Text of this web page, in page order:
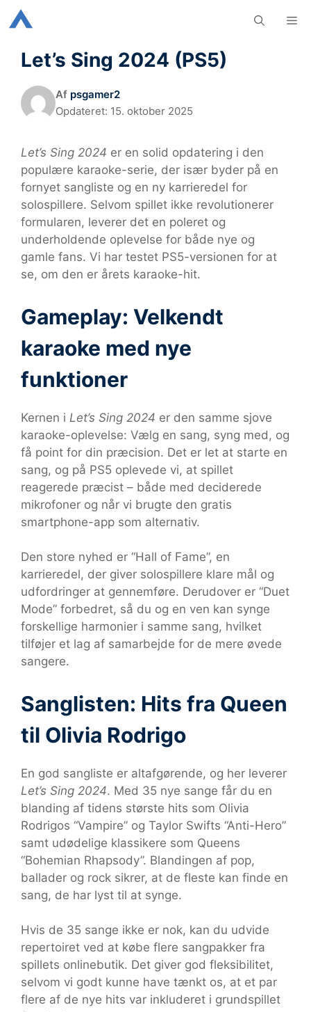
Hop
Let’s Sing 2024 (PS5)
Af psgamer2
Opdateret: 15. oktober 2025
Let’s Sing 2024 er en solid opdatering i den
populære karaoke-serie, der især byder på en
fornyet sangliste og en ny karrieredel for
solospillere. Selvom spillet ikke revolutionerer
formularen, leverer det en poleret og
underholdende oplevelse for både nye og
gamle fans. Vi har testet PS5-versionen for at
se, om den er årets karaoke-hit.
Gameplay: Velkendt
karaoke med nye
funktioner
Kernen i Let’s Sing 2024 er den samme sjove
karaoke-oplevelse: Vælg en sang, syng med, og
få point for din præcision. Det er let at starte en
sang, og på PS5 oplevede vi, at spillet
reagerede præcist – både med deciderede
mikrofoner og når vi brugte den gratis
smartphone-app som alternativ.
Den store nyhed er “Hall of Fame”, en
karrieredel, der giver solospillere klare mål og
udfordringer at gennemføre. Derudover er “Duet
Mode” forbedret, så du og en ven kan synge
forskellige harmonier i samme sang, hvilket
tilføjer et lag af samarbejde for de mere øvede
sangere.
Sanglisten: Hits fra Queen
til Olivia Rodrigo
En god sangliste er altafgørende, og her leverer
Let’s Sing 2024. Med 35 nye sange får du en
blanding af tidens største hits som Olivia
Rodrigos “Vampire” og Taylor Swifts “Anti-Hero”
samt udødelige klassikere som Queens
“Bohemian Rhapsody”. Blandingen af pop,
ballader og rock sikrer, at de fleste kan finde en
sang, de har lyst til at synge.
Hvis de 35 sange ikke er nok, kan du udvide
repertoiret ved at købe flere sangpakker fra
spillets onlinebutik. Det giver god fleksibilitet,
selvom vi godt kunne have tænkt os, at et par
flere af de nye hits var inkluderet i grundspillet